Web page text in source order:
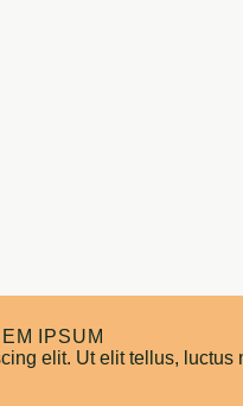
IPSUM
elit. Ut elit tellus, luctus